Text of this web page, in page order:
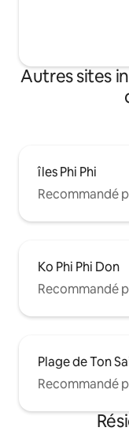
Autres sites
îles Phi Phi
Recommandé
Ko Phi Phi Don
Recommandé
Plage de Ton
Recommandé